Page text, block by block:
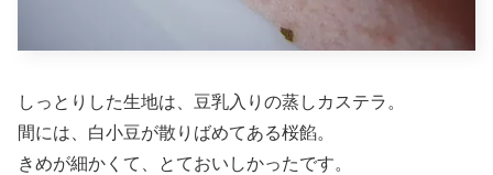
しっとりした生地は、豆乳入りの蒸しカステラ。
間には、白小豆が散りばめてある桜餡。
きめが細かくて、とておいしかったです。